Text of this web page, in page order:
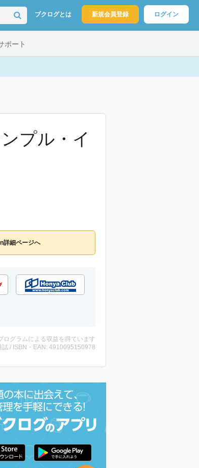
ブクログとは 新規会員登録 ログイン
ポート
プル・イ
詳細ページへ
ログラムによる収益を得ています
/ ISBN・EAN: 4910095150978